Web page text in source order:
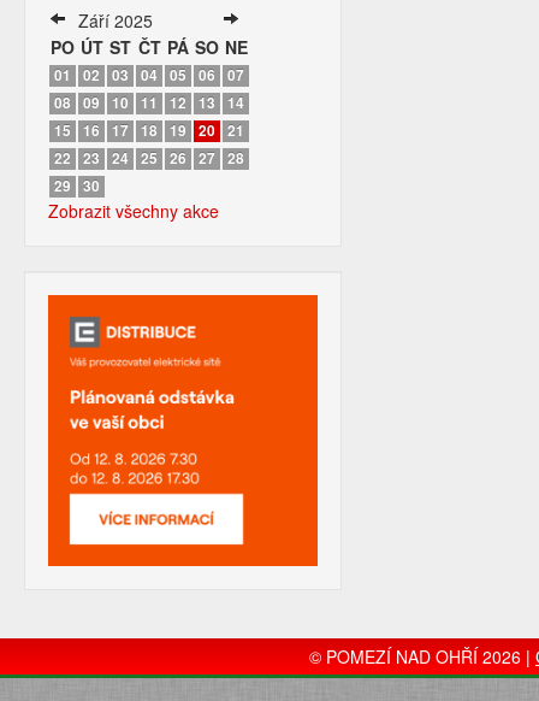
Září 2025
PO ÚT ST ČT PÁ SO NE
01 02 03 04 05 06
07
08
09 10 11 12 13
14
15
16 17 18 19 20
21
22
23 24 25 26 27 28
29
30
Zobrazit všechny akce
© POMEZÍ NAD OHŘÍ 2026 |